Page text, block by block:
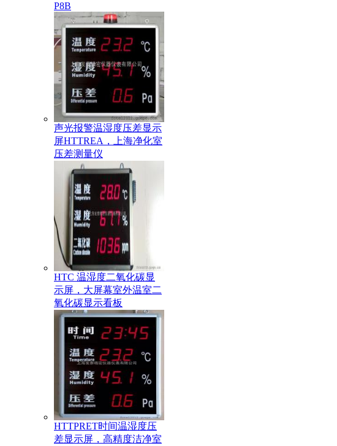
P8B
声光报警温湿度压差显示
屏HTTREA，上海净化室
压差测量仪
HTC 温湿度二氧化碳显
示屏，大屏幕室外温室二
氧化碳显示看板
HTTPRET时间温湿度压
差显示屏，高精度洁净室